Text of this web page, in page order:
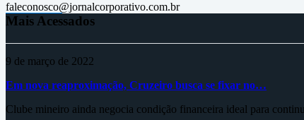
faleconosco@jornalcorporativo.com.br
Mais Acessados
9 de março de 2022
Em nova reaproximação, Cruzeiro busca se fixar no…
Clube mineiro ainda negocia condição financeira ideal para